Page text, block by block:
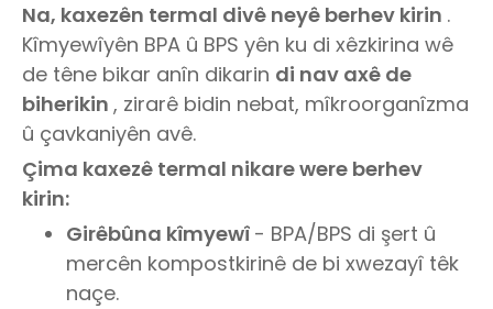
Na, kaxezên termal divê neyê berhev kirin .
Kîmyewîyên BPA û BPS yên ku di xêzkirina wê
de têne bikar anîn dikarin di nav axê de
biherikin , zirarê bidin nebat, mîkroorganîzma
û çavkaniyên avê.
Çima kaxezê termal nikare were berhev
kirin:
Girêbûna kîmyewî - BPA/BPS di şert û
mercên kompostkirinê de bi xwezayî têk
naçe.